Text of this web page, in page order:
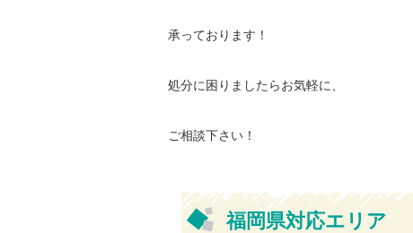
承っております！
処分に困りましたらお気軽に、
ご相談下さい！
福岡県対応エリア